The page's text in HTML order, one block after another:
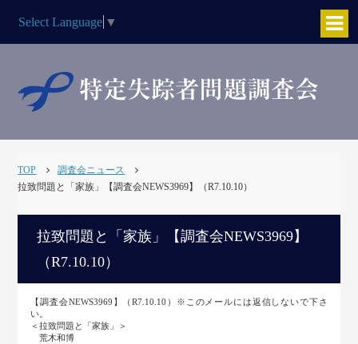
Select Language ▼
TOP
調査会ニュース
拉致問題と「家族」【調査会NEWS3969】（R7.10.10）
拉致問題と「家族」【調査会NEWS3969】
（R7.10.10）
【調査会NEWS3969】（R7.10.10）※このメールには返信しないで下さ
い。
＜拉致問題と「家族」＞
荒木和博